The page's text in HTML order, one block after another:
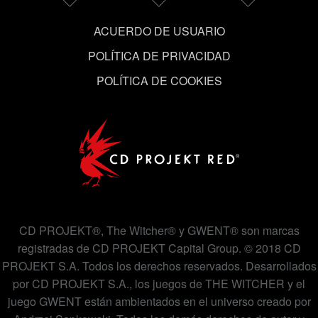
ACUERDO DE USUARIO
POLÍTICA DE PRIVACIDAD
POLÍTICA DE COOKIES
CD PROJEKT®, The Witcher® y GWENT® son marcas
registradas de CD PROJEKT Capital Group. © 2018 CD
PROJEKT S.A. Todos los derechos reservados. Desarrollados
por CD PROJEKT S.A., los juegos de THE WITCHER y el
juego GWENT están ambientados en el universo creado por